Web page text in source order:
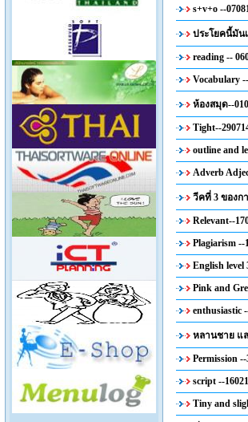
s+v+o --
ประโยคนี้มัน
reading --
Vocabulary
ห้องสมุด--
Tight--
outline and
Adverb
วีคที่ 3 ของกา
Relevant--
Plagiarism --
English level
Pink and
enthusiastic
หลานชาย แล
Permission
script --
Tiny and